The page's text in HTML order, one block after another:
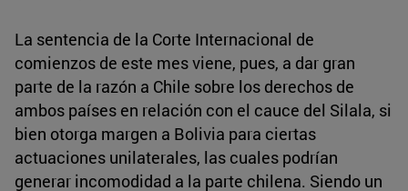
La sentencia de la Corte Internacional de
comienzos de este mes viene, pues, a dar gran
parte de la razón a Chile sobre los derechos de
ambos países en relación con el cauce del Silala, si
bien otorga margen a Bolivia para ciertas
actuaciones unilaterales, las cuales podrían
generar incomodidad a la parte chilena. Siendo un